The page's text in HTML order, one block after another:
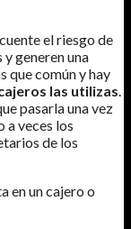
el riesgo de
generen una
que común y hay
las utilizas
pasarla una vez
a veces los
de los
en un cajero o